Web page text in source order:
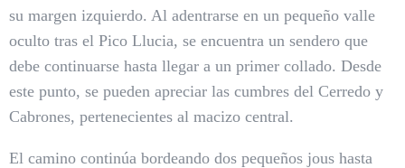
su margen izquierdo. Al adentrarse en un pequeño valle
oculto tras el Pico Llucia, se encuentra un sendero que
debe continuarse hasta llegar a un primer collado. Desde
este punto, se pueden apreciar las cumbres del Cerredo y
Cabrones, pertenecientes al macizo central.
El camino continúa bordeando dos pequeños jous hasta